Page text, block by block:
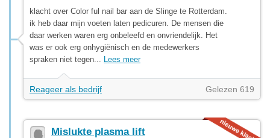
klacht over Color ful nail bar aan de Slinge te Rotterdam.
ik heb daar mijn voeten laten pedicuren. De mensen die
daar werken waren erg onbeleefd en onvriendelijk. Het
was er ook erg onhygiënisch en de medewerkers
spraken niet tegen... Lees meer
Reageer als bedrijf Gelezen 619
Mislukte plasma lift